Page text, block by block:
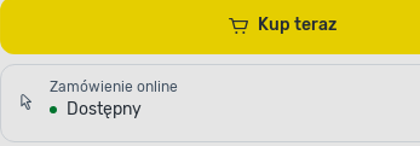
Kup teraz
Zamówienie online
Dostępny